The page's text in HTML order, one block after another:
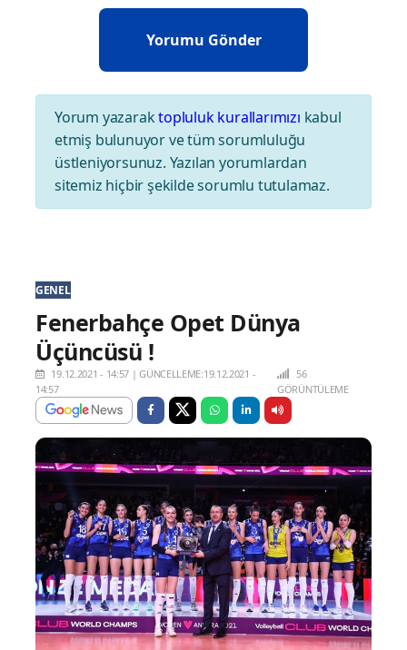
Yorum yazaraktopluluk kurallarımızı kabul
etmiş bulunuyor ve tüm sorumluluğu
üstleniyorsunuz. Yazılan yorumlardan
sitemiz hiçbir şekilde sorumlu tutulamaz.
GENEL
Fenerbahçe Opet Dünya
Üçüncüsü !
19.12.2021 - 14:57 |GÜNCELLEME:19.12.2021 -
14:57
56
GÖRÜNTÜLEME